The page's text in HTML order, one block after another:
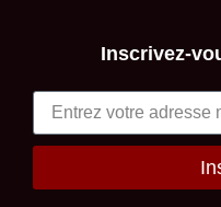
Inscrivez-